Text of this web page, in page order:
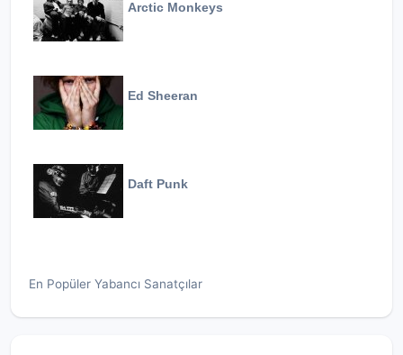
Arctic Monkeys
Ed Sheeran
Daft Punk
En Popüler Yabancı Sanatçılar